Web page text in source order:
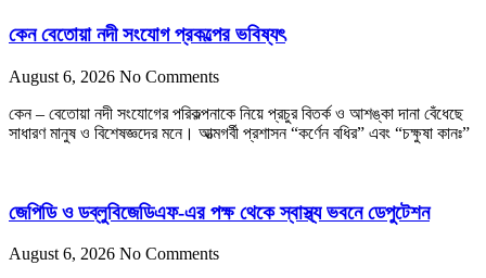
কেন বেতোয়া নদী সংযোগ প্রকল্পের ভবিষ্যৎ
August 6, 2026 No Comments
কেন – বেতোয়া নদী সংযোগের পরিকল্পনাকে নিয়ে প্রচুর বিতর্ক ও আশঙ্কা দানা বেঁধেছে
সাধারণ মানুষ ও বিশেষজ্ঞদের মনে। আত্মগর্বী প্রশাসন “কর্ণেন বধির” এবং “চক্ষুষা কানঃ”
জেপিডি ও ডব্লুবিজেডিএফ-এর পক্ষ থেকে স্বাস্থ্য ভবনে ডেপুটেশন
August 6, 2026 No Comments